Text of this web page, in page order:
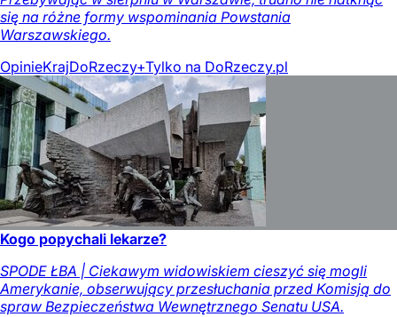
się na różne formy wspominania Powstania
Warszawskiego.
OpinieKrajDoRzeczy+Tylko na DoRzeczy.pl
Kogo popychali lekarze?
SPODE ŁBA | Ciekawym widowiskiem cieszyć się mogli
Amerykanie, obserwujący przesłuchania przed Komisją do
spraw Bezpieczeństwa Wewnętrznego Senatu USA.